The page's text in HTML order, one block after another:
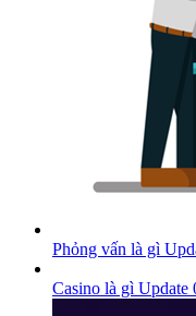
Phỏng vấn là gì
Casino là gì Update